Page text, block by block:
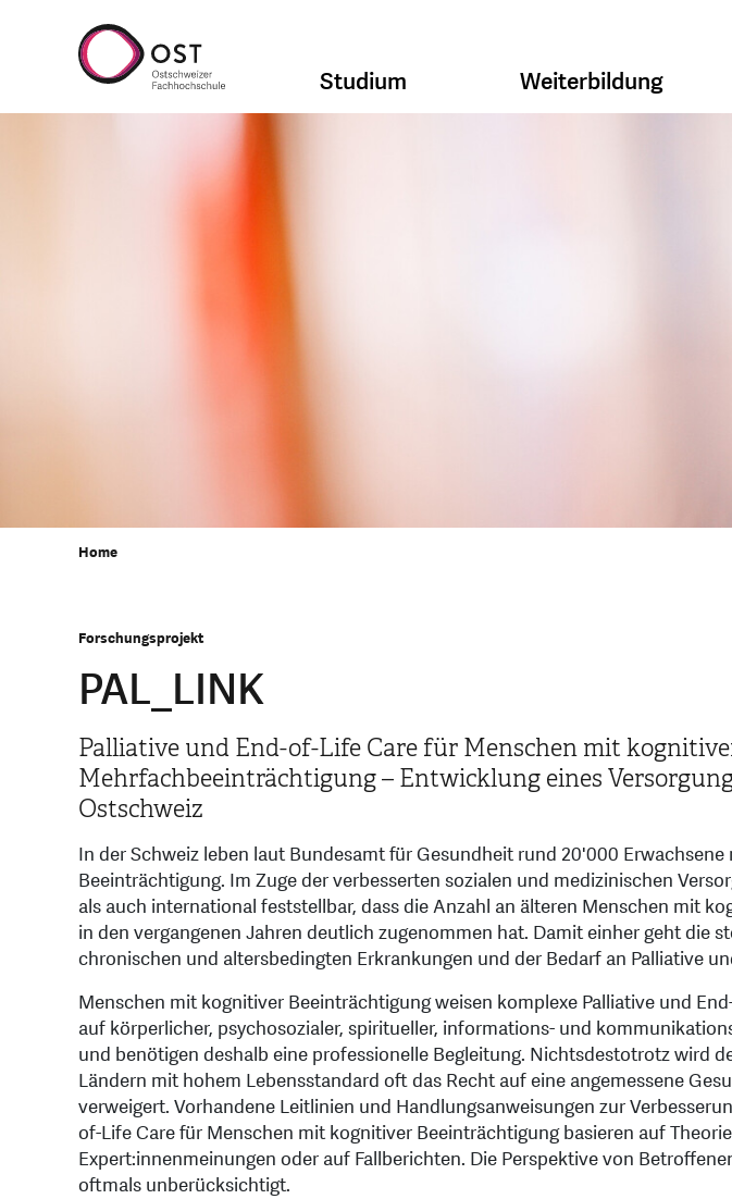
Studium Weiterbildung
Home
Forschungsprojekt
PAL_LINK
Palliative und End-of-Life Care für Menschen mit
Mehrfachbeeinträchtigung – Entwicklung eines
Ostschweiz
In der Schweiz leben laut Bundesamt für Gesundheit rund 20'000
Beeinträchtigung. Im Zuge der verbesserten sozialen und medizinischen
als auch international feststellbar, dass die Anzahl an älteren Menschen mit
in den vergangenen Jahren deutlich zugenommen hat. Damit einher geht die
chronischen und altersbedingten Erkrankungen und der Bedarf an Palliative
Menschen mit kognitiver Beeinträchtigung weisen komplexe Palliative und
auf körperlicher, psychosozialer, spiritueller, informations- und
und benötigen deshalb eine professionelle Begleitung. Nichtsdestotrotz wird
Ländern mit hohem Lebensstandard oft das Recht auf eine angemessene
verweigert. Vorhandene Leitlinien und Handlungsanweisungen zur
of-Life Care für Menschen mit kognitiver Beeinträchtigung basieren auf
Expert:innenmeinungen oder auf Fallberichten. Die Perspektive von
oftmals unberücksichtigt.